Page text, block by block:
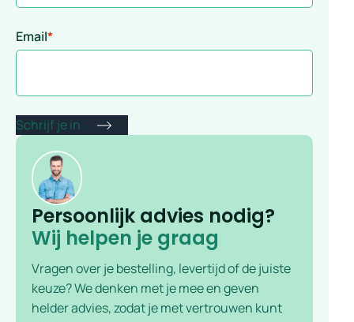
Email*
Persoonlijk advies nodig?
Wij helpen je graag
Vragen over je bestelling, levertijd of de juiste
keuze? We denken met je mee en geven
helder advies, zodat je met vertrouwen kunt